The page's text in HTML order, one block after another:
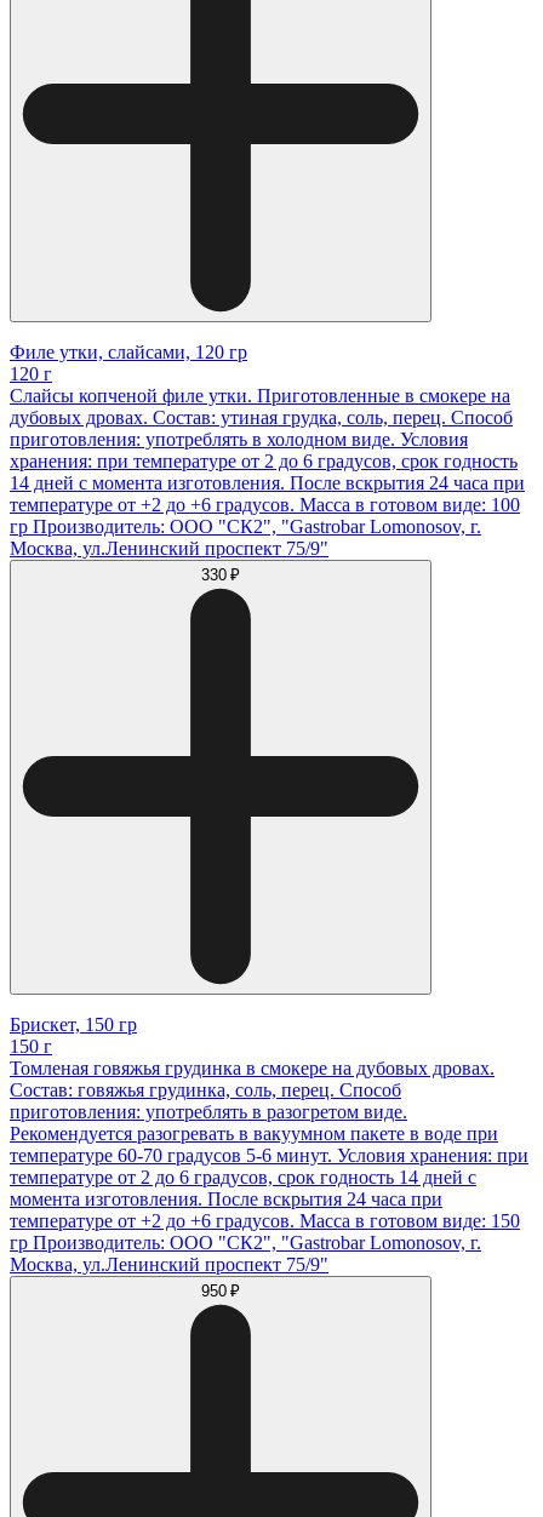
Филе утки, слайсами, 120 гр
120 г
Слайсы копченой филе утки. Приготовленные в смокере на
дубовых дровах. Состав: утиная грудка, соль, перец. Способ
приготовления: употреблять в холодном виде. Условия
хранения: при температуре от 2 до 6 градусов, срок годность
14 дней с момента изготовления. После вскрытия 24 часа при
температуре от +2 до +6 градусов. Масса в готовом виде: 100
гр Производитель: ООО "СК2", "Gastrobar Lomonosov, г.
Москва, ул.Ленинский проспект 75/9"
330 ₽
Брискет, 150 гр
150 г
Томленая говяжья грудинка в смокере на дубовых дровах.
Состав: говяжья грудинка, соль, перец. Способ
приготовления: употреблять в разогретом виде.
Рекомендуется разогревать в вакуумном пакете в воде при
температуре 60-70 градусов 5-6 минут. Условия хранения: при
температуре от 2 до 6 градусов, срок годность 14 дней с
момента изготовления. После вскрытия 24 часа при
температуре от +2 до +6 градусов. Масса в готовом виде: 150
гр Производитель: ООО "СК2", "Gastrobar Lomonosov, г.
Москва, ул.Ленинский проспект 75/9"
950 ₽